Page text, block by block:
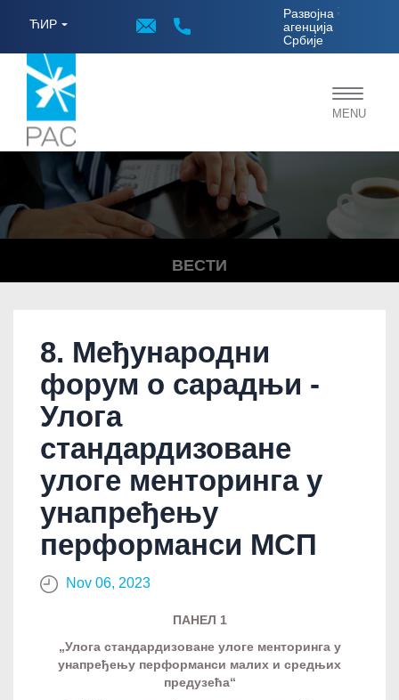
ЋИР
Развојна
агенција
Србије
;
Toggle
MENU
ВЕСТИ
8. Међународни
форум о сарадњи -
Улога
стандардизоване
улоге менторинга у
унапређењу
перформанси МСП
Nov 06, 2023
ПАНЕЛ 1
„Улога стандардизоване улоге менторинга у
унапређењу перформанси малих и средњих
предузећа“